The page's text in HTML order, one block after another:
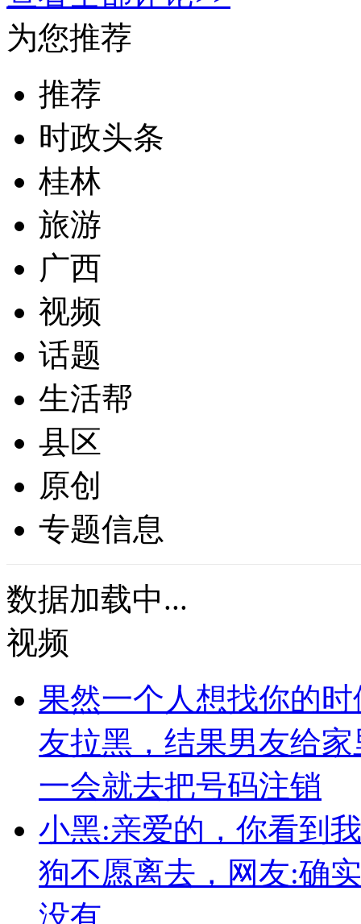
为您推荐
推荐
时政头条
桂林
旅游
广西
视频
话题
生活帮
县区
原创
专题信息
数据加载中...
视频
果然一个人想找你的
友拉黑，结果男友给
一会就去把号码注销
小黑:亲爱的，你看到
狗不愿离去，网友:确
没有